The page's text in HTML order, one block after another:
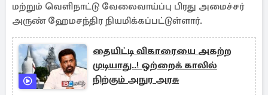
மற்றும் வெளிநாட்டு வேலைவாய்ப்பு பிரது அமைச்சர்
அருண் ஹேமசந்திர நியமிக்கப்பட்டுள்ளார்.
தையிட்டி விகாரையை அகற்ற
முடியாது..! ஒற்றைக் காலில்
நிற்கும் அநுர அரசு